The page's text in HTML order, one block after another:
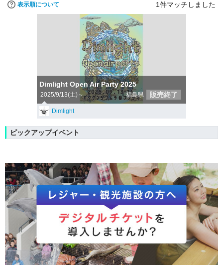
表示順について 1件マッチしました
Dimlight Open Air Party 2025
2025/9/13(土)～ 福島県 販売終了
Dimlight
ピックアップイベント